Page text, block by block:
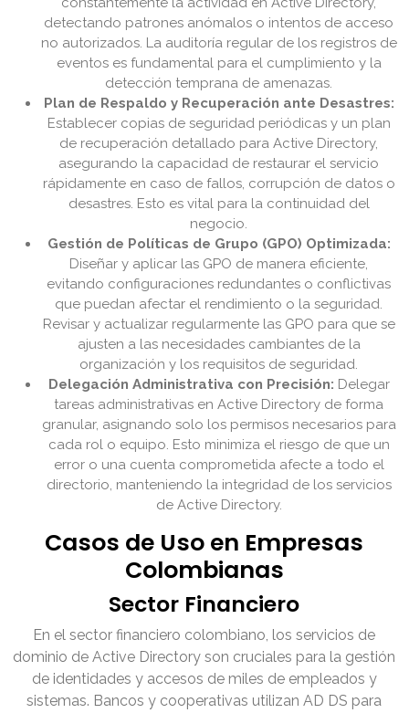
detectando patrones anómalos o intentos de acceso
no autorizados. La auditoría regular de los registros de
eventos es fundamental para el cumplimiento y la
detección temprana de amenazas.
Plan de Respaldo y Recuperación ante Desastres:
Establecer copias de seguridad periódicas y un plan
de recuperación detallado para Active Directory,
asegurando la capacidad de restaurar el servicio
rápidamente en caso de fallos, corrupción de datos o
desastres. Esto es vital para la continuidad del
negocio.
Gestión de Políticas de Grupo (GPO) Optimizada:
Diseñar y aplicar las GPO de manera eficiente,
evitando configuraciones redundantes o conflictivas
que puedan afectar el rendimiento o la seguridad.
Revisar y actualizar regularmente las GPO para que se
ajusten a las necesidades cambiantes de la
organización y los requisitos de seguridad.
Delegación Administrativa con Precisión: Delegar
tareas administrativas en Active Directory de forma
granular, asignando solo los permisos necesarios para
cada rol o equipo. Esto minimiza el riesgo de que un
error o una cuenta comprometida afecte a todo el
directorio, manteniendo la integridad de los servicios
de Active Directory.
Casos de Uso en Empresas
Colombianas
Sector Financiero
En el sector financiero colombiano, los servicios de
dominio de Active Directory son cruciales para la gestión
de identidades y accesos de miles de empleados y
sistemas. Bancos y cooperativas utilizan AD DS para